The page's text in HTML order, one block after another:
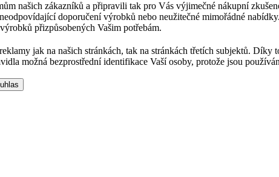
našich zákazníků a připravili tak pro Vás výjimečné nákupní
doporučení výrobků nebo neužitečné mimořádné
přizpůsobených Vašim potřebám.
jak na našich stránkách, tak na stránkách třetích subjektů. Díky
možná bezprostřední identifikace Vaší osoby, protože jsou